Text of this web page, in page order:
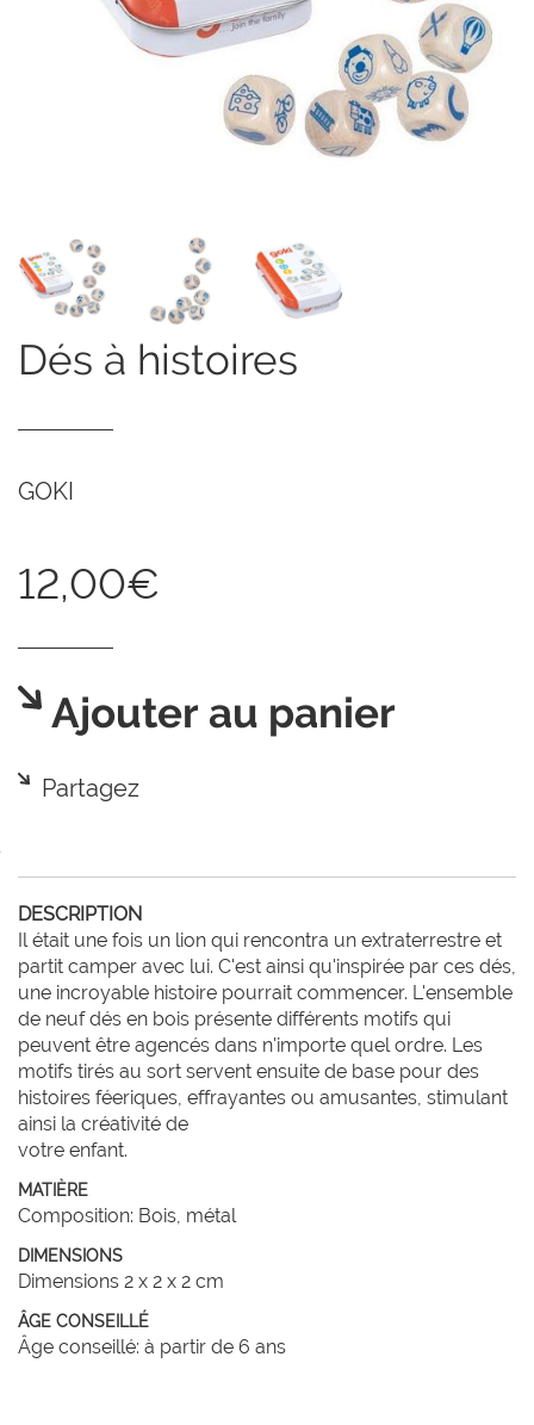
dés à histoires
GOKI
12,00€
Ajouter au panier
Partagez
DESCRIPTION
Il était une fois un lion qui rencontra un extraterrestre et
partit camper avec lui. C'est ainsi qu'inspirée par ces dés,
une incroyable histoire pourrait commencer. L'ensemble
de neuf dés en bois présente différents motifs qui
peuvent être agencés dans n'importe quel ordre. Les
motifs tirés au sort servent ensuite de base pour des
histoires féeriques, effrayantes ou amusantes, stimulant
ainsi la créativité de
votre enfant.
MATIÈRE
Composition: Bois, métal
DIMENSIONS
Dimensions 2 x 2 x 2 cm
ÂGE CONSEILLÉ
Âge conseillé: à partir de 6 ans